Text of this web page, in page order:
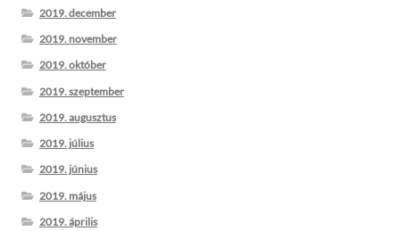
2019. december
2019. november
2019. október
2019. szeptember
2019. augusztus
2019. július
2019. június
2019. május
2019. április